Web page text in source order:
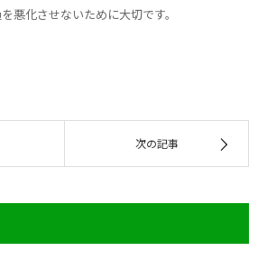
悪化させないために大切です。
次の記事